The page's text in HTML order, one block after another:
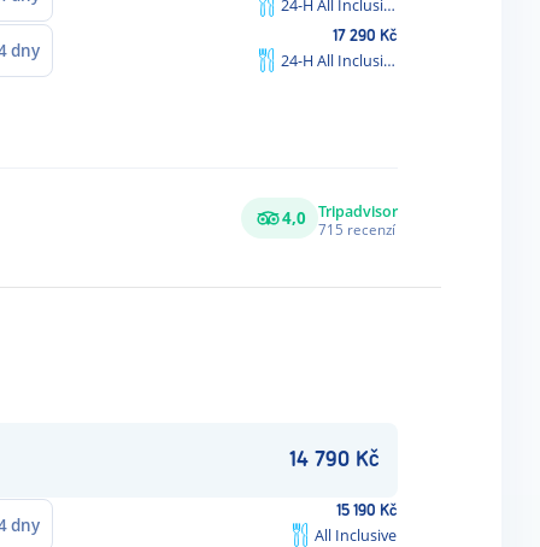
jemným
Fitness
24-H All Inclusive
dny
17 290 Kč
24-H All Inclusive
4,0 Tripadvisor
715 recenzí
14 790 Kč
dny
15 190 Kč
All Inclusive